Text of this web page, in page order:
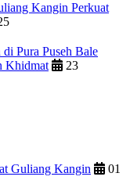
Kangin Perkuat
Pura Puseh Bale
Khidmat
23
Guliang Kangin
01